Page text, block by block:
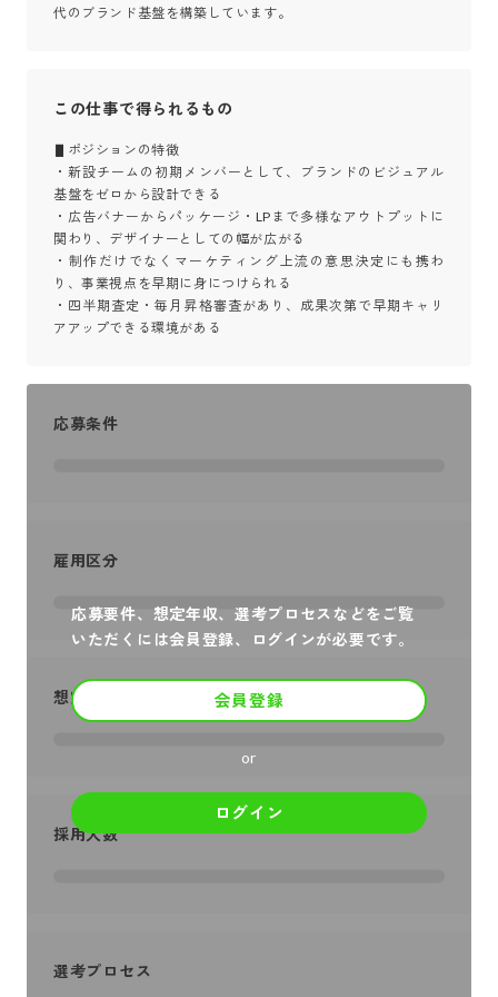
代のブランド基盤を構築しています。
この仕事で得られるもの
▋ポジションの特徴
・新設チームの初期メンバーとして、ブランドのビジュアル
基盤をゼロから設計できる
・広告バナーからパッケージ・LPまで多様なアウトプットに
関わり、デザイナーとしての幅が広がる
・制作だけでなくマーケティング上流の意思決定にも携わ
り、事業視点を早期に身につけられる
・四半期査定・毎月昇格審査があり、成果次第で早期キャリ
アアップできる環境がある
応募要件、想定年収、選考プロセスなどをご覧
いただくには会員登録、ログインが必要です。
会員登録
or
ログイン
応募条件
雇用区分
想定年収
採用人数
選考プロセス